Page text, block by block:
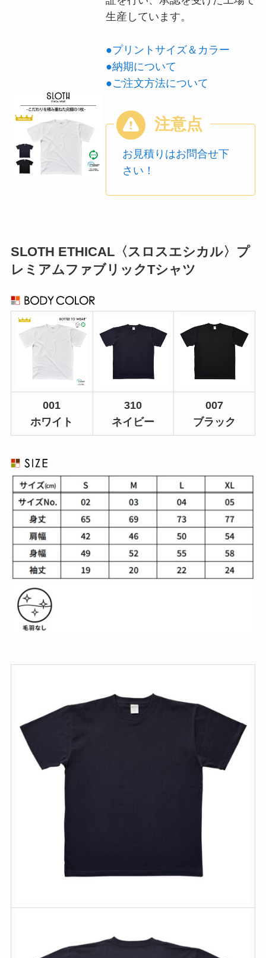
生産しています。
●プリントサイズ＆カラー
●納期について
●ご注文方法について
お見積りはお問合せ下
さい！
SLOTH ETHICAL〈スロスエシカル〉プ
レミアムファブリックTシャツ
001
ホワイト
310
ネイビー
007
ブラック